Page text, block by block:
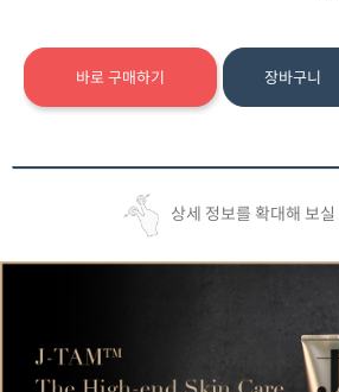
바로 구매하기 장바구니
상세 정보를 확대해 보